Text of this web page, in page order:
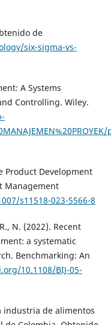
de
six-sigma-vs-
A Systems
Controlling. Wiley.
Product Development
Management
s11518-023-5566-8
N. (2022). Recent
a systematic
Benchmarking: An
10.1108/BIJ-05-
industria de alimentos